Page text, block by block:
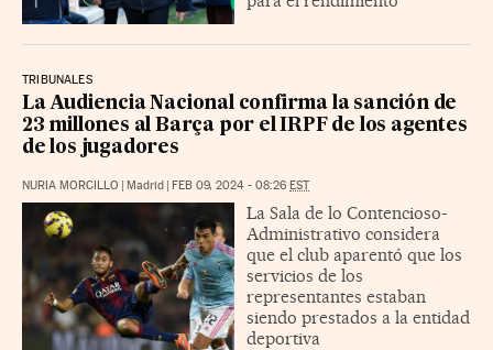
TRIBUNALES
La Audiencia Nacional confirma la sanción de
23 millones al Barça por el IRPF de los agentes
de los jugadores
NURIA MORCILLO | Madrid | FEB 09, 2024 - 08:26 EST
La Sala de lo Contencioso-
Administrativo considera
que el club aparentó que los
servicios de los
representantes estaban
siendo prestados a la entidad
deportiva